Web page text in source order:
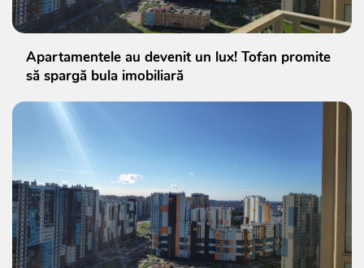
Apartamentele au devenit un lux! Tofan promite
să spargă bula imobiliară